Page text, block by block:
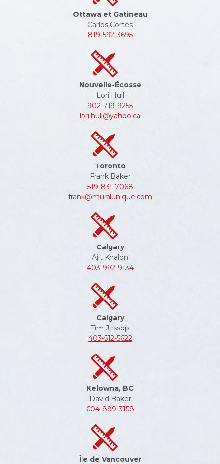
Ottawa et Gatineau
Carlos Cortes
819-592-3695
Nouvelle-Écosse
Lori Hull
902-719-9255
lori.hull@yahoo.ca
Toronto
Frank Baker
519-831-7068
frank@muralunique.com
Calgary
Ajit Khalon
403-992-9134
Calgary
Tim Jessop
403-512-5622
Kelowna, BC
David Baker
604-889-3158
Île de Vancouver